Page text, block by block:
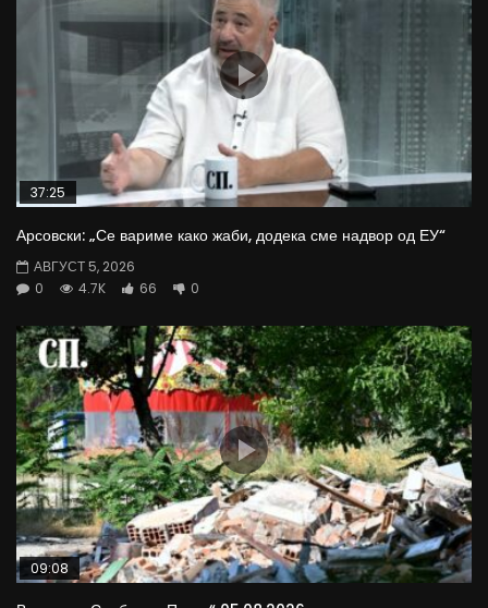
37:25
Арсовски: „Се вариме како жаби, додека сме надвор од ЕУ“
АВГУСТ 5, 2026
0
4.7K 66 0
09:08